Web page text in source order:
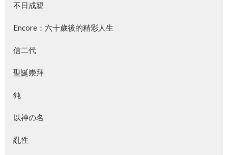
不日成親
Encore：六十歲後的精彩人生
信二代
聖誕崇拜
鈍
以神の名
亂性